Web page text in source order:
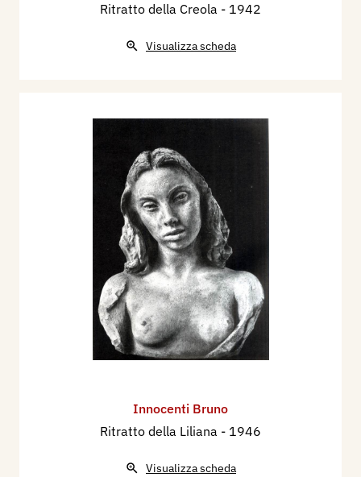
Ritratto della Creola - 1942
Visualizza scheda
Innocenti Bruno
Ritratto della Liliana - 1946
Visualizza scheda